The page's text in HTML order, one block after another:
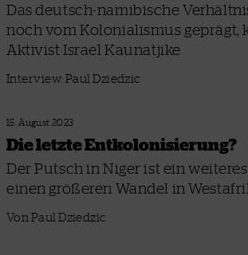
Das deutsch-namibische
noch vom Kolonialismus geprägt,
Aktivist Israel Kaunatjike
Interview: Paul Dziedzic
15. August 2023
Die letzte Entkolonisierung?
Der Putsch in Niger ist ein
einen größeren Wandel in
Von Paul Dziedzic